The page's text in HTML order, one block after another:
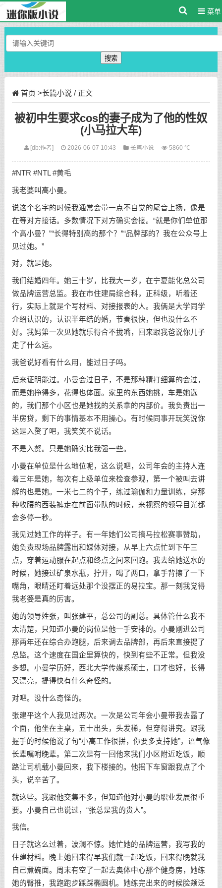
菜单
搜索
首页 >长篇小说 / 正文
被初中生要求cos的妻子成为了他的性奴
(小马拉大车)
[db:作者] 2026-06-07 10:43 长篇小说 5860 ℃
#NTR #NTL #黄毛
我老婆叫高小曼。
说这个名字的时候我通常会带一点不自觉的尾音上扬，像是
在等对方接话。多数情况下对方确实会接。“就是你们单位那
个高小曼？”“长得特别高的那个？”“品牌部的？我在公众号上
见过她。”
对，就是她。
我们结婚四年。她三十岁，比我大一岁，在宁夏能化总公司
做品牌运营总监。我在市住建局综合科，正科级，听着还
行，实际上就是个写材料、对接报表的人。我俩是大学同学
介绍认识的，认识半年结的婚，节奏很快，但也没什么不
好。我妈第一次见她就乐得合不拢嘴，回来跟我爸说你儿子
走了什么运。
我爸说好看有什么用，能过日子吗。
后来证明能过。小曼会过日子，不是那种精打细算的会过，
而是她挣得多，花得也体面。家里的东西她挑，车是她选
的，我们那个小区也是她找的关系拿的内部价。我负责出一
半房贷，剩下的事情基本不用操心。有时候同事开玩笑说你
这是入赘了吧，我笑笑不说话。
不是入赘。只是她确实比我强一些。
小曼在单位是什么地位呢，这么说吧，公司年会的主持人连
着三年是她，每次有上级单位来检查参观，第一个被叫去讲
解的也是她。一米七二的个子，练过瑜伽和力量训练，穿那
种收腰的西装裤走在前面带队的时候，来视察的领导目光都
会多停一秒。
我见过她工作的样子。有一年她们公司搞马拉松赛事赞助，
她负责现场品牌露出和媒体对接，从早上六点忙到下午三
点，穿着运动服在起点和终点之间来回跑。我去给她送水的
时候，她接过矿泉水瓶，拧开，喝了两口，拿手背擦了一下
嘴角，眼睛还盯着远处那个没摆正的易拉宝。那一刻我觉得
我老婆是真的厉害。
她的领导姓张，叫张建平，总公司的副总。具体管什么我不
太清楚，只知道小曼的岗位是他一手安排的。小曼刚进公司
那两年还在综合办跑腿，后来调去品牌部，再后来直接提了
总监。这个速度在国企里算快的，快到有些不正常。但我没
多想。小曼学历好，西北大学传媒系硕士，口才也好，长得
又漂亮，提得快有什么奇怪的。
对吧。没什么奇怪的。
张建平这个人我见过两次。一次是公司年会小曼带我去露了
个面，他坐在主桌，五十出头，头发稀，但穿得讲究。跟我
握手的时候他说了句“小高工作很拼，你要多支持她”，语气像
长辈嘱咐晚辈。第二次是有一回他来我们小区附近吃饭，顺
路让司机载小曼回来，我下楼接的。他摇下车窗跟我点了个
头，说辛苦了。
就这些。我跟他交集不多，但知道他对小曼的职业发展很重
要。小曼自己也说过，“张总是我的贵人”。
我信。
日子就这么过着，波澜不惊。她忙她的品牌运营，我写我的
住建材料。晚上她回来得早我们就一起吃饭，回来得晚就我
自己煮碗面。周末有空了一起去奥体中心那个健身房，她练
她的臀推，我跑跑步踩踩椭圆机。她练完出来的时候脸颊泛